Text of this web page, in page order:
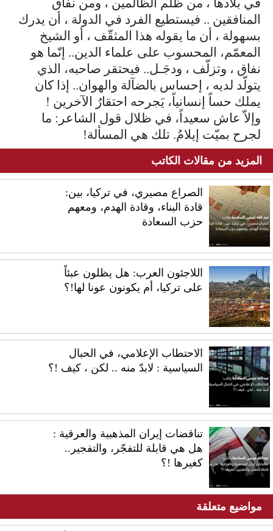
المنافقين .. فيستطيع الفرد في الدولة ، أن يدرك
بسهولة ، أن ما يقوله هذا المثقّف ، أو الشيخ
المعمّم، المحسوب على علماء الدين.. إنّما هو
نفاق ، وتزلّف ، ودجَـل.. فيحتقر صاحبه، الذي
يتولّد لديه ، إحساس بالضآلة والهوان.. إذا كان
يملك حساً إنسانياً، يَجرحه احتقارُ الآخرين !
وإلاّ عاش سعيداً، في ظلال قول الشاعر: ما
لجرح بميّت إيلامُ. تلك هي المسألة!
المزيد من مقالات الكاتب
الصراع مصيري، في تركيا، بين:
قادة البناء، وقادة الهدم، ومعهم
حزب السعادة
اللاجئون العرب: هل يظلون عبئاً
على تركيا، أم يكونون عونا لها!؟
الاحتطاب الإعلامي، في الحبال
السياسية : لابدّ منه .. لكن ، كيف !؟
تناقضات إيران المذهبية والعرقية :
هل هي قابلة للتفجّر، والتفجير..
كغيرها !؟
مواضيع متعلقة